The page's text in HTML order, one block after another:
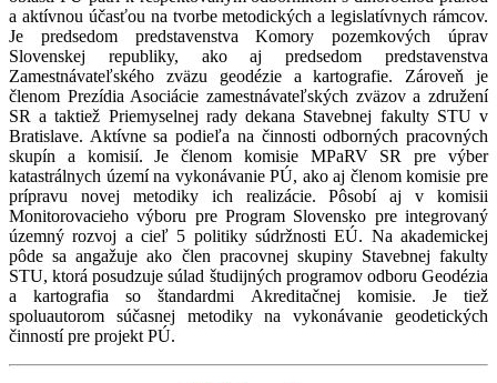
a aktívnou účasťou na tvorbe metodických a legislatívnych rámcov.
Je predsedom predstavenstva Komory pozemkových úprav
Slovenskej republiky, ako aj predsedom predstavenstva
Zamestnávateľského zväzu geodézie a kartografie. Zároveň je
členom Prezídia Asociácie zamestnávateľských zväzov a združení
SR a taktiež Priemyselnej rady dekana Stavebnej fakulty STU v
Bratislave. Aktívne sa podieľa na činnosti odborných pracovných
skupín a komisií. Je členom komisie MPaRV SR pre výber
katastrálnych území na vykonávanie PÚ, ako aj členom komisie pre
prípravu novej metodiky ich realizácie. Pôsobí aj v komisii
Monitorovacieho výboru pre Program Slovensko pre integrovaný
územný rozvoj a cieľ 5 politiky súdržnosti EÚ. Na akademickej
pôde sa angažuje ako člen pracovnej skupiny Stavebnej fakulty
STU, ktorá posudzuje súlad študijných programov odboru Geodézia
a kartografia so štandardmi Akreditačnej komisie. Je tiež
spoluautorom súčasnej metodiky na vykonávanie geodetických
činností pre projekt PÚ.